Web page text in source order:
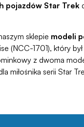
pojazdów Star Trek
sklepie modeli
(NCC-1701), który
z dwoma
miłośnika serii Star